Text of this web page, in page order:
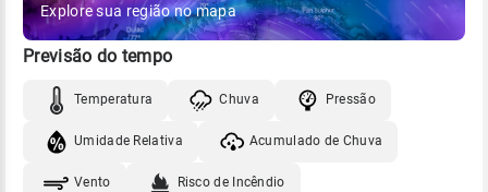
Explore sua região no mapa
Previsão do tempo
Temperatura Chuva Pressão
Umidade Relativa Acumulado de Chuva
Vento Risco de Incêndio